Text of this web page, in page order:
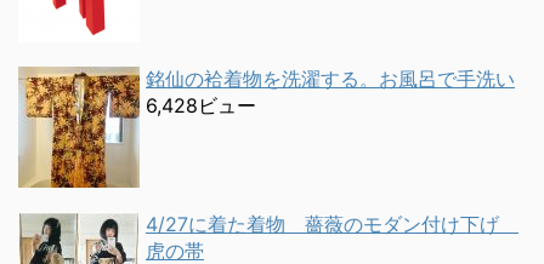
銘仙の袷着物を洗濯する。お風呂で手洗い
6,428ビュー
4/27に着た着物 薔薇のモダン付け下げ
虎の帯